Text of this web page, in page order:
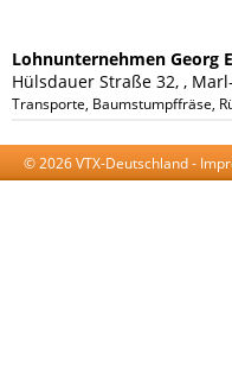
Lohnunternehmen Georg
Hülsdauer Straße 32, ,
Transporte, Baumstumpffräse,
© 2026 VTX-Deutschland -
AGB-Datenschutzerklärung